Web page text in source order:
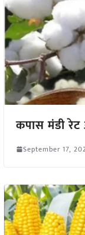
कपास मंडी
September 17,